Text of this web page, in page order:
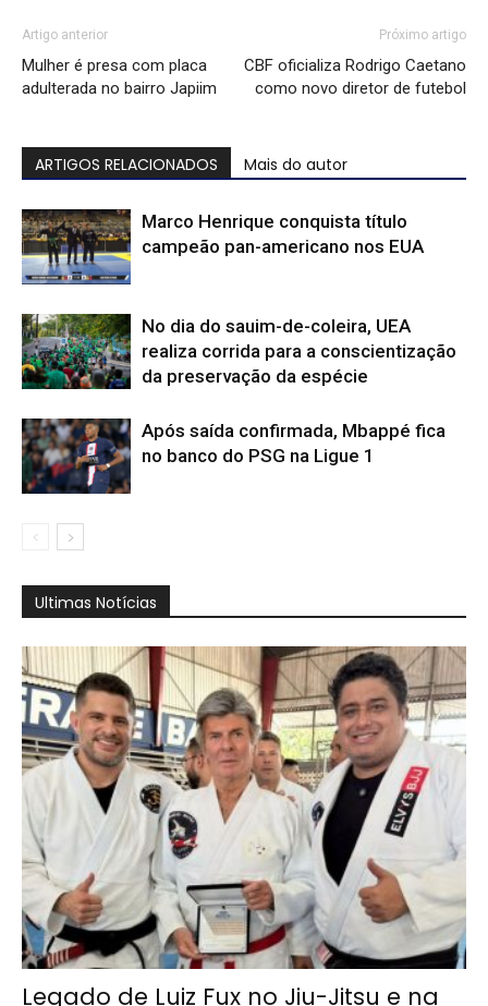
Artigo anterior
Mulher é presa com placa
adulterada no bairro Japiim
Próximo artigo
CBF oficializa Rodrigo Caetano
como novo diretor de futebol
ARTIGOS RELACIONADOS Mais do autor
Marco Henrique conquista título
campeão pan-americano nos EUA
No dia do sauim-de-coleira, UEA
realiza corrida para a conscientização
da preservação da espécie
Após saída confirmada, Mbappé fica
no banco do PSG na Ligue 1
Ultimas Notícias
Legado de Luiz Fux no Jiu-Jitsu e na